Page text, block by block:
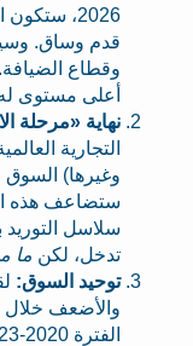
2026،
قدم وساق.
وقطاع
أعلى مستوى
نهاية «مرحلة
التجارية
ستضاعف هذه
سلاسل التوريد
تدخل، لكن ما
توحيد السوق:
والأضعف خلال